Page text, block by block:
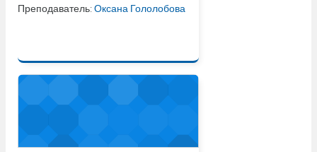
Преподаватель:Оксана Гололобова